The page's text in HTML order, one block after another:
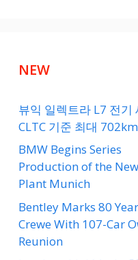
NEW
뷰익 일렉트라 L7 전기
CLTC 기준 최대
BMW Begins Series
Production of the
Plant Munich
Bentley Marks 80
Crewe With 107-Car
Reunion